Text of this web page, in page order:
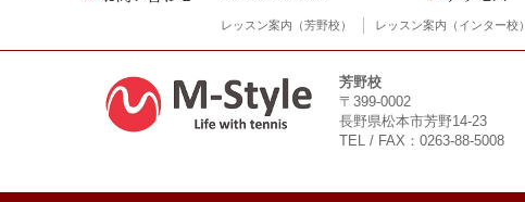
レッスン案内（芳野校） レッスン案内（インター校）
芳野校
〒399-0002
長野県松本市芳野14-23
TEL / FAX：0263-88-5008